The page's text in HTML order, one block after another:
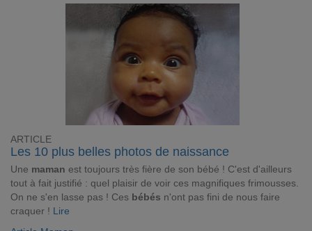
ARTICLE
Les 10 plus belles photos de naissance
Une maman est toujours très fière de son bébé ! C'est d'ailleurs
tout à fait justifié : quel plaisir de voir ces magnifiques frimousses.
On ne s'en lasse pas ! Ces bébés n'ont pas fini de nous faire
craquer ! Lire